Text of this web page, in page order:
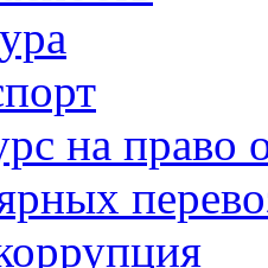
на право